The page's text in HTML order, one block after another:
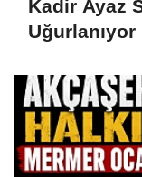
Kadir Ayaz
Uğurlanıyor